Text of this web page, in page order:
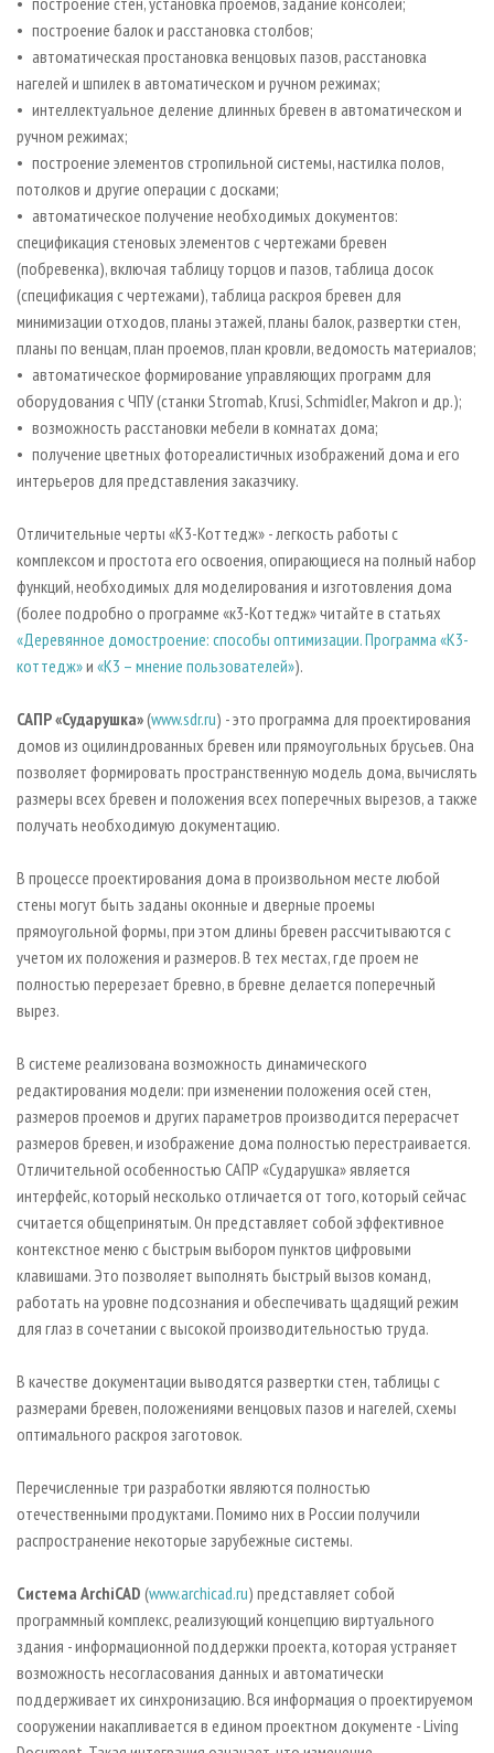
• построение балок и расстановка столбов;
• автоматическая простановка венцовых пазов, расстановка
нагелей и шпилек в автоматическом и ручном режимах;
• интеллектуальное деление длинных бревен в автоматическом и
ручном режимах;
• построение элементов стропильной системы, настилка полов,
потолков и другие операции с досками;
• автоматическое получение необходимых документов:
спецификация стеновых элементов с чертежами бревен
(побревенка), включая таблицу торцов и пазов, таблица досок
(спецификация с чертежами), таблица раскроя бревен для
минимизации отходов, планы этажей, планы балок, развертки стен,
планы по венцам, план проемов, план кровли, ведомость материалов;
• автоматическое формирование управляющих программ для
оборудования с ЧПУ (станки Stromab, Krusi, Schmidler, Makron и др.);
• возможность расстановки мебели в комнатах дома;
• получение цветных фотореалистичных изображений дома и его
интерьеров для представления заказчику.
Отличительные черты «К3-Коттедж» - легкость работы с
комплексом и простота его освоения, опирающиеся на полный набор
функций, необходимых для моделирования и изготовления дома
(более подробно о программе «к3-Коттедж» читайте в статьях
«Деревянное домостроение: способы оптимизации. Программа «К3-
коттедж»и «К3 – мнение пользователей»).
САПР «Сударушка»(www.sdr.ru) - это программа для проектирования
домов из оцилиндрованных бревен или прямоугольных брусьев. Она
позволяет формировать пространственную модель дома, вычислять
размеры всех бревен и положения всех поперечных вырезов, а также
получать необходимую документацию.
В процессе проектирования дома в произвольном месте любой
стены могут быть заданы оконные и дверные проемы
прямоугольной формы, при этом длины бревен рассчитываются с
учетом их положения и размеров. В тех местах, где проем не
полностью перерезает бревно, в бревне делается поперечный
вырез.
В системе реализована возможность динамического
редактирования модели: при изменении положения осей стен,
размеров проемов и других параметров производится перерасчет
размеров бревен, и изображение дома полностью перестраивается.
Отличительной особенностью САПР «Сударушка» является
интерфейс, который несколько отличается от того, который сейчас
считается общепринятым. Он представляет собой эффективное
контекстное меню с быстрым выбором пунктов цифровыми
клавишами. Это позволяет выполнять быстрый вызов команд,
работать на уровне подсознания и обеспечивать щадящий режим
для глаз в сочетании с высокой производительностью труда.
В качестве документации выводятся развертки стен, таблицы с
размерами бревен, положениями венцовых пазов и нагелей, схемы
оптимального раскроя заготовок.
Перечисленные три разработки являются полностью
отечественными продуктами. Помимо них в России получили
распространение некоторые зарубежные системы.
Система ArchiCAD (www.archicad.ru) представляет собой
программный комплекс, реализующий концепцию виртуального
здания - информационной поддержки проекта, которая устраняет
возможность несогласования данных и автоматически
поддерживает их синхронизацию. Вся информация о проектируемом
сооружении накапливается в едином проектном документе - Living